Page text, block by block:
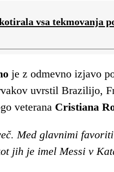
vsa tekmovanja
je z odmevno izjavo
uvrstil Brazilijo,
veterana Cristiana
Med glavnimi
jih je imel Messi v